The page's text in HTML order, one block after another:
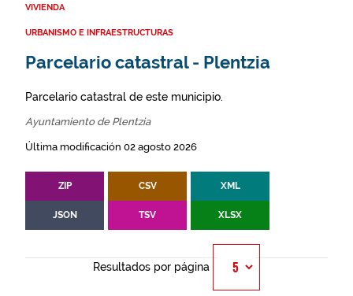
VIVIENDA
URBANISMO E INFRAESTRUCTURAS
Parcelario catastral - Plentzia
Parcelario catastral de este municipio.
Ayuntamiento de Plentzia
Última modificación 02 agosto 2026
ZIP CSV XML
JSON TSV XLSX
Resultados por página